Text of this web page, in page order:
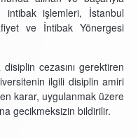
işlemleri, İstanbul
ve İntibak Yönergesi
cezasını gerektiren
ilgili disiplin amiri
karar, uygulanmak üzere
gecikmeksizin bildirilir.